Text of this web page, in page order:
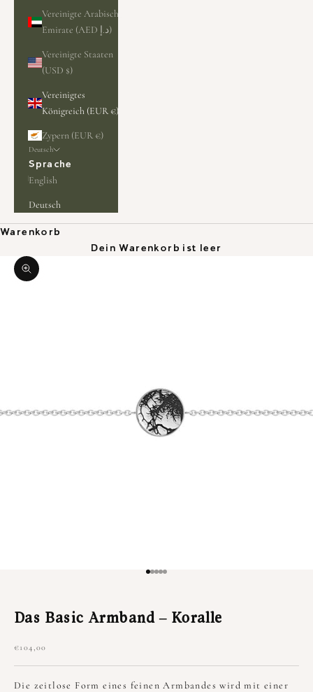
Vereinigte Arabische
Emirate (AED د.إ)
Vereinigte Staaten
(USD $)
Vereinigtes
Königreich (EUR €)
Zypern (EUR €)
Deutsch
Sprache
English
Deutsch
Warenkorb
Dein Warenkorb ist leer
Bild vergrößern
Gehe zu Element 1
Gehe zu Element 2
Gehe zu Element 3
Gehe zu Element 4
Gehe zu Element 5
Das Basic Armband – Koralle
Angebot
€104,00
Die zeitlose Form eines feinen Armbandes wird mit einer